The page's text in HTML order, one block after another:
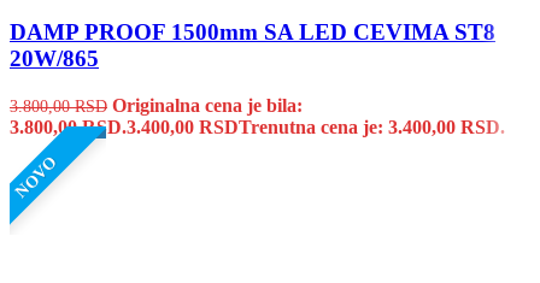
DAMP PROOF 1500mm SA LED CEVIMA ST8
20W/865
3.800,00RSD Originalna cena je bila:
3.800,00 RSD.3.400,00 RSDTrenutna cena je: 3.400,00 RSD.
NOVO